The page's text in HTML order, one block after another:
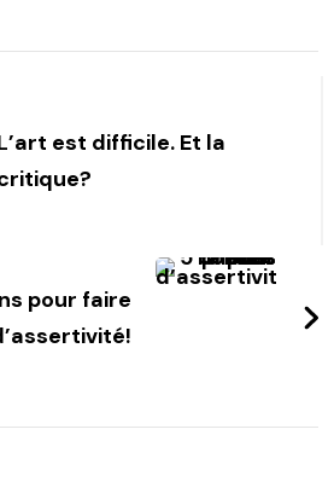
est difficile. Et la
pour faire